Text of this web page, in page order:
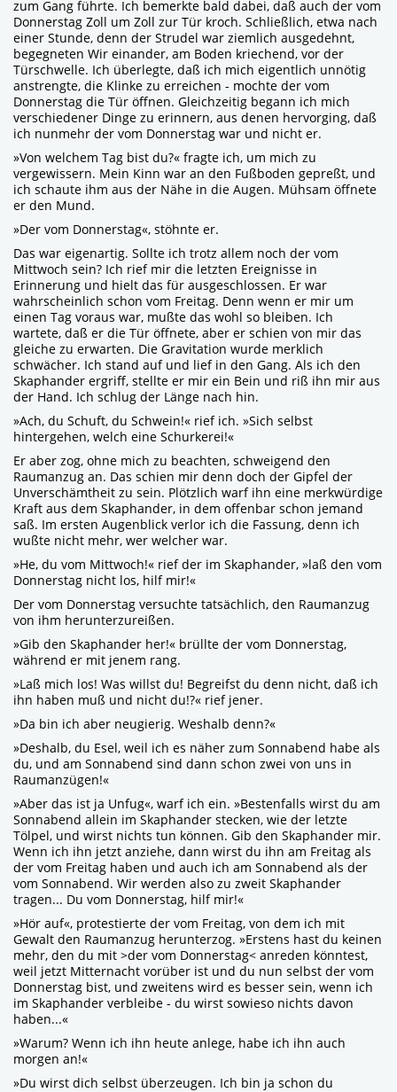
zum Gang führte. Ich bemerkte bald dabei, daß auch der vom
Donnerstag Zoll um Zoll zur Tür kroch. Schließlich, etwa nach
einer Stunde, denn der Strudel war ziemlich ausgedehnt,
begegneten Wir einander, am Boden kriechend, vor der
Türschwelle. Ich überlegte, daß ich mich eigentlich unnötig
anstrengte, die Klinke zu erreichen - mochte der vom
Donnerstag die Tür öffnen. Gleichzeitig begann ich mich
verschiedener Dinge zu erinnern, aus denen hervorging, daß
ich nunmehr der vom Donnerstag war und nicht er.
»Von welchem Tag bist du?« fragte ich, um mich zu
vergewissern. Mein Kinn war an den Fußboden gepreßt, und
ich schaute ihm aus der Nähe in die Augen. Mühsam öffnete
er den Mund.
»Der vom Donnerstag«, stöhnte er.
Das war eigenartig. Sollte ich trotz allem noch der vom
Mittwoch sein? Ich rief mir die letzten Ereignisse in
Erinnerung und hielt das für ausgeschlossen. Er war
wahrscheinlich schon vom Freitag. Denn wenn er mir um
einen Tag voraus war, mußte das wohl so bleiben. Ich
wartete, daß er die Tür öffnete, aber er schien von mir das
gleiche zu erwarten. Die Gravitation wurde merklich
schwächer. Ich stand auf und lief in den Gang. Als ich den
Skaphander ergriff, stellte er mir ein Bein und riß ihn mir aus
der Hand. Ich schlug der Länge nach hin.
»Ach, du Schuft, du Schwein!« rief ich. »Sich selbst
hintergehen, welch eine Schurkerei!«
Er aber zog, ohne mich zu beachten, schweigend den
Raumanzug an. Das schien mir denn doch der Gipfel der
Unverschämtheit zu sein. Plötzlich warf ihn eine merkwürdige
Kraft aus dem Skaphander, in dem offenbar schon jemand
saß. Im ersten Augenblick verlor ich die Fassung, denn ich
wußte nicht mehr, wer welcher war.
»He, du vom Mittwoch!« rief der im Skaphander, »laß den vom
Donnerstag nicht los, hilf mir!«
Der vom Donnerstag versuchte tatsächlich, den Raumanzug
von ihm herunterzureißen.
»Gib den Skaphander her!« brüllte der vom Donnerstag,
während er mit jenem rang.
»Laß mich los! Was willst du! Begreifst du denn nicht, daß ich
ihn haben muß und nicht du!?« rief jener.
»Da bin ich aber neugierig. Weshalb denn?«
»Deshalb, du Esel, weil ich es näher zum Sonnabend habe als
du, und am Sonnabend sind dann schon zwei von uns in
Raumanzügen!«
»Aber das ist ja Unfug«, warf ich ein. »Bestenfalls wirst du am
Sonnabend allein im Skaphander stecken, wie der letzte
Tölpel, und wirst nichts tun können. Gib den Skaphander mir.
Wenn ich ihn jetzt anziehe, dann wirst du ihn am Freitag als
der vom Freitag haben und auch ich am Sonnabend als der
vom Sonnabend. Wir werden also zu zweit Skaphander
tragen... Du vom Donnerstag, hilf mir!«
»Hör auf«, protestierte der vom Freitag, von dem ich mit
Gewalt den Raumanzug herunterzog. »Erstens hast du keinen
mehr, den du mit >der vom Donnerstag< anreden könntest,
weil jetzt Mitternacht vorüber ist und du nun selbst der vom
Donnerstag bist, und zweitens wird es besser sein, wenn ich
im Skaphander verbleibe - du wirst sowieso nichts davon
haben...«
»Warum? Wenn ich ihn heute anlege, habe ich ihn auch
morgen an!«
»Du wirst dich selbst überzeugen. Ich bin ja schon du